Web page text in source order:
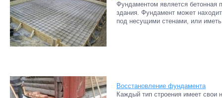
Фундаментом является бетонная
здания. Фундамент может
под несущими стенами, или
Восстановление фундамента
Каждый тип строения имеет свои